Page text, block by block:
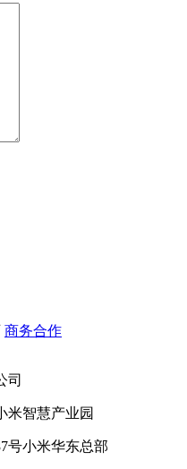
商务合作
司
米智慧产业园
号小米华东总部